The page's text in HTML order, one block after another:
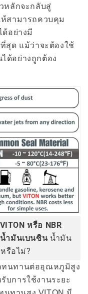
หลักจะกลับสู่
สามารถควบคุม
ด้อย่างมี
สุด แม้ว่าจะต้องใช้
ด้อย่างถูกต้อง
หรือ NBR
ำมันเบนซินน้ำมัน
รือไม่?
ทนทานต่ออุณหภูมิสูง
บการใช้งานระยะ